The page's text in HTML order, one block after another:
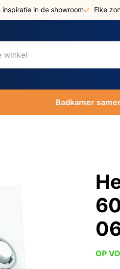
inspiratie in de showroom Elke
Badkamer
OP